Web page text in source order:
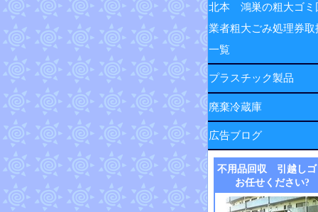
北本 鴻巣の粗大ゴミ
業者粗大ごみ処理券取
一覧
プラスチック製品
廃棄冷蔵庫
広告ブログ
不用品回収 引越しゴ
お任せください?